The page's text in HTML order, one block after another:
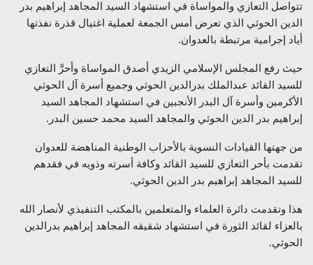
تتواصل التعازي والمواساة في استشهاد السيد المجاهد إبراهيم بدر
الدين الحوثي الذي تعرض أمس الجمعة لعملية اغتيال قذرة نفذتها
أياد إجرامية مرتبطة بالعدوان.
حيث رفع المجلس الإسلامي الزيدي أصدق المواساة وأحرَّ التعازي
للسيد القائد عبدالملك بدرالدين الحوثي وجميع أسرة آل الحوثي
الأكرمين وأسرة آل البدر الأنجبين في استشهاد المجاهد السيد
إبراهيم بدر الدين الحوثي والمجاهد السيد محمد حسين البدر.
من جهتها القيادات النسوية بالأحزاب الوطنية المناهضة للعدوان
تقدمت بأحر التعازي للسيد القائد وكافة أسرته وذويه في فقدهم
للسيد المجاهد إبراهيم بدر الدين الحوثي.
هذا وتقدمت دائرة العلماء والمتعلمين بالمكتب التنفيذي لأنصار الله
بالعزاء لقائد الثورة في استشهاد شقيقه المجاهد إبراهيم بدرالدين
الحوثي.